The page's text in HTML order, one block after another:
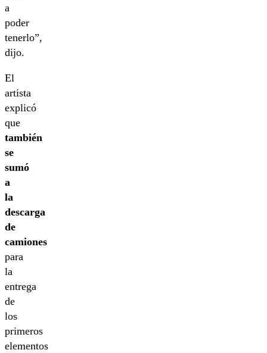
a
poder
tenerlo”,
dijo.
El
artista
explicó
que
también
se
sumó
a
la
descarga
de
camiones
para
la
entrega
de
los
primeros
elementos